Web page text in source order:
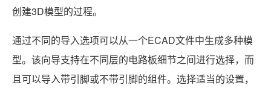
创建3D模型的过程。
通过不同的导入选项可以从一个ECAD文件中生成多种模
型。该向导支持在不同层的电路板细节之间进行选择，而
且可以导入带引脚或不带引脚的组件。选择适当的设置，